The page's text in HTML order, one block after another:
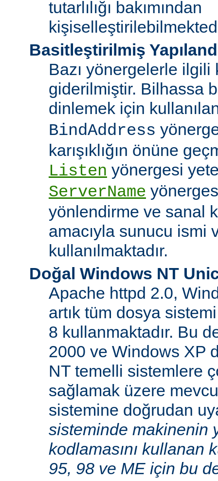
tutarlılığı bakımından
Basitleştirilmiş
Bazı yönergelerle ilgili
giderilmiştir. Bilhassa
dinlemek için
BindAddress
karışıklığın önüne
Listen yönergesi
ServerName
yönlendirme ve sanal
amacıyla sunucu ismi
kullanılmaktadır.
Doğal Windows NT
Apache httpd 2.0,
artık tüm dosya
8 kullanmaktadır. Bu
2000 ve Windows XP
NT temelli sistemlere
sağlamak üzere
sistemine doğrudan
sisteminde makinenin
kodlamasını kullanan
95, 98 ve ME için bu